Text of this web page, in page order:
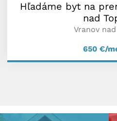
Hľadáme byt na
nad
Vranov
650 €/